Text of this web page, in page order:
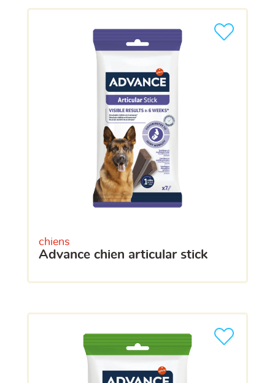
chiens
advance chien articular stick